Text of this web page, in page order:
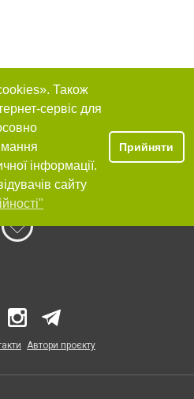
Також
сервіс для
інформації.
сайту
Прийняти
Автори проєкту